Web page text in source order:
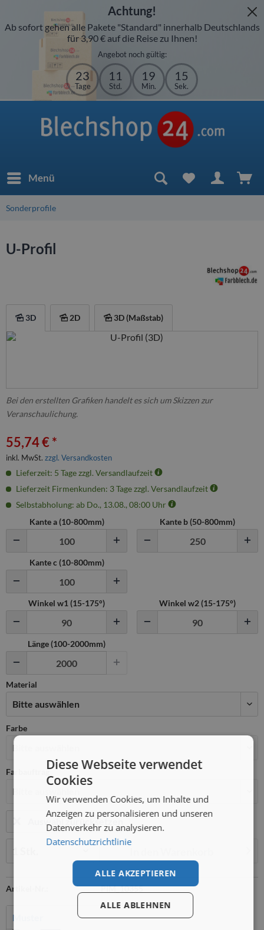
Achtung!
Ab sofort gehen alle Pakete "Standard" innerhalb Deutschlands
für 3,90 € auf die Reise zu Ihnen!
Angebot noch gültig:
23
Tage
11
Std.
19
Min.
15
Sek.
Menü
Sonderprofile
U-Profil
3D 2D 3D (Maßstab)
Bei den erstellten Grafiken handelt es sich um Skizzen zur
Veranschaulichung.
55,74 € *
inkl. MwSt. zzgl. Versandkosten
Lieferzeit: 5 Tage zzgl. Versandlaufzeit
Lieferzeit Firmenkunden: 3 Tage zzgl. Versandlaufzeit
Selbstabholung: ab Do., 13.08., 08:00 Uhr
Kante a (10-800mm) Kante b (50-800mm)
Kante c (10-800mm)
Winkel w1 (15-175°) Winkel w2 (15-175°)
Länge (100-2000mm)
Material
Farbe
Farbauftrag
Auswahl zurücksetzen
Artikel-Nr.: PIM_10355
Muster
Diese Webseite verwendet
Cookies
Wir verwenden Cookies, um Inhalte und
Anzeigen zu personalisieren und unseren
Datenverkehr zu analysieren.
Datenschutzrichtlinie
ALLE AKZEPTIEREN
ALLE ABLEHNEN